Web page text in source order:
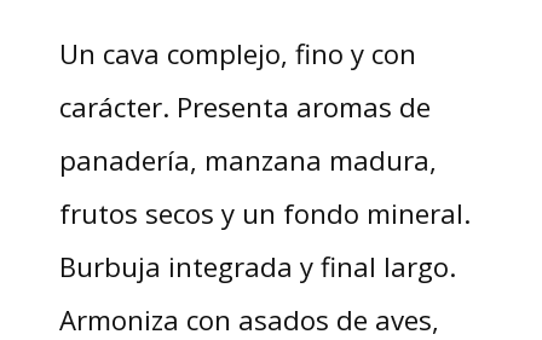
Un cava complejo, fino y con
carácter. Presenta aromas de
panadería, manzana madura,
frutos secos y un fondo mineral.
Burbuja integrada y final largo.
Armoniza con asados de aves,